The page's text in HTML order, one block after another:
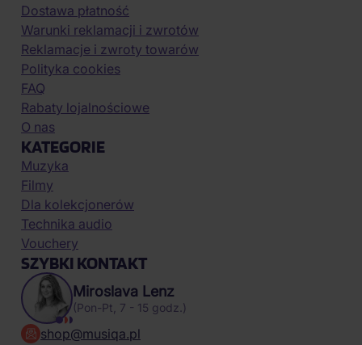
Dostawa płatność
Warunki reklamacji i zwrotów
Reklamacje i zwroty towarów
Polityka cookies
FAQ
Rabaty lojalnościowe
O nas
KATEGORIE
Muzyka
Filmy
Dla kolekcjonerów
Technika audio
Vouchery
SZYBKI KONTAKT
Miroslava Lenz
(Pon-Pt, 7 - 15 godz.)
shop@musiqa.pl